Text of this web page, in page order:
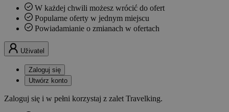
W każdej chwili możesz wrócić do ofert
Popularne oferty w jednym miejscu
Powiadamianie o zmianach w ofertach
Uživatel
Zaloguj się
Utwórz konto
Zaloguj się i w pełni korzystaj z zalet Travelking.